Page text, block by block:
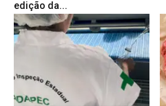
edição da...